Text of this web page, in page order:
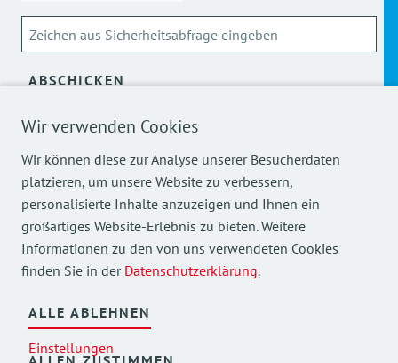
Wir verwenden Cookies
Wir können diese zur Analyse unserer Besucherdaten
platzieren, um unsere Website zu verbessern,
personalisierte Inhalte anzuzeigen und Ihnen ein
großartiges Website-Erlebnis zu bieten. Weitere
Informationen zu den von uns verwendeten Cookies
finden Sie in der Datenschutzerklärung.
ALLE ABLEHNEN
Einstellungen
ABSCHICKEN
Über die Verarbeitung meiner personenbezogenen Daten
Mehr Einblicke in unsere Arbeit finden Sie auch auf
unseren Social Media Kanälen.